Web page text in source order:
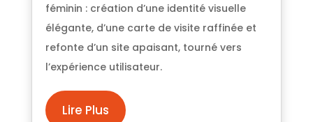
féminin : création d’une identité visuelle
élégante, d’une carte de visite raffinée et
refonte d’un site apaisant, tourné vers
l’expérience utilisateur.
Lire Plus